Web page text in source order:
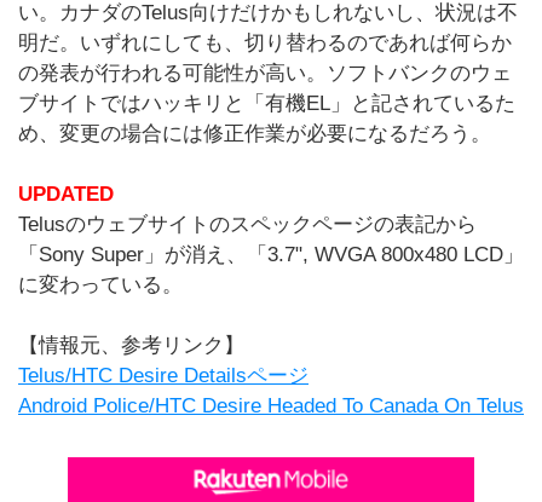
い。カナダのTelus向けだけかもしれないし、状況は不
明だ。いずれにしても、切り替わるのであれば何らか
の発表が行われる可能性が高い。ソフトバンクのウェ
ブサイトではハッキリと「有機EL」と記されているた
め、変更の場合には修正作業が必要になるだろう。
UPDATED
Telusのウェブサイトのスペックページの表記から
「Sony Super」が消え、「3.7", WVGA 800x480 LCD」
に変わっている。
【情報元、参考リンク】
Telus/HTC Desire Detailsページ
Android Police/HTC Desire Headed To Canada On Telus